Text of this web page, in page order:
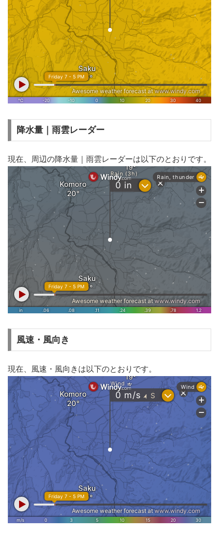
降水量｜雨雲レーダー
現在、周辺の降水量｜雨雲レーダーは以下のとおりです。
風速・風向き
現在、風速・風向きは以下のとおりです。